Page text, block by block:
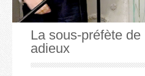
La sous-préfète
adieux